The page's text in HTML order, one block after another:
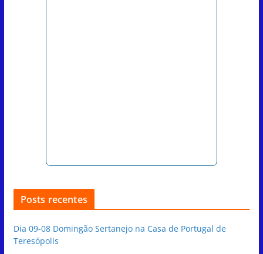
Posts recentes
Dia 09-08 Domingão Sertanejo na Casa de Portugal de
Teresópolis